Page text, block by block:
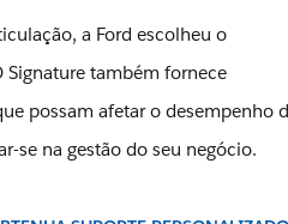
a Ford escolheu o
Signature também fornece
possam afetar o desempenho
se na gestão do seu negócio.